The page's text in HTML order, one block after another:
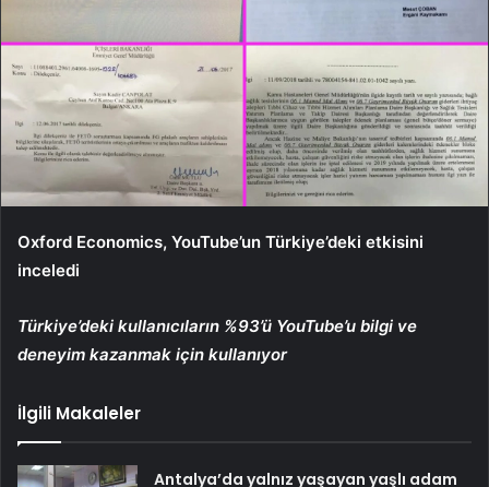
Oxford Economics, YouTube’un Türkiye’deki etkisini
inceledi
Türkiye’deki kullanıcıların %93’ü YouTube’u bilgi ve
deneyim kazanmak için kullanıyor
İlgili Makaleler
Antalya’da yalnız yaşayan yaşlı adam